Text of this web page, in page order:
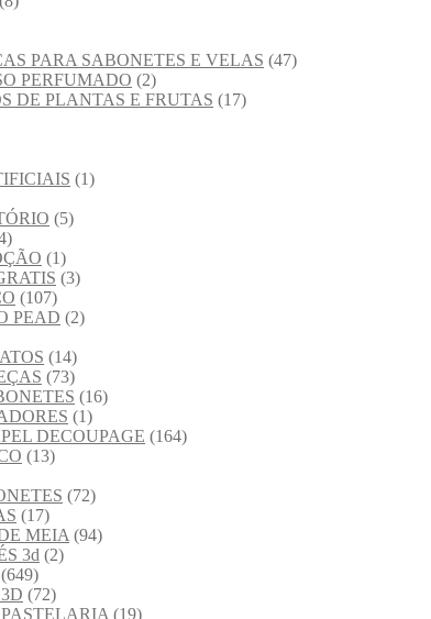
PARA SABONETES E VELAS (47)
PERFUMADO (2)
DE PLANTAS E FRUTAS (17)
(1)
(5)
(1)
(3)
(107)
PEAD (2)
(14)
(73)
(16)
(1)
DECOUPAGE (164)
(13)
(72)
(17)
MEIA (94)
3d (2)
(649)
(72)
(19)